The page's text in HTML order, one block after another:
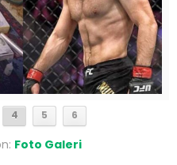
4 5 6
Foto Galeri